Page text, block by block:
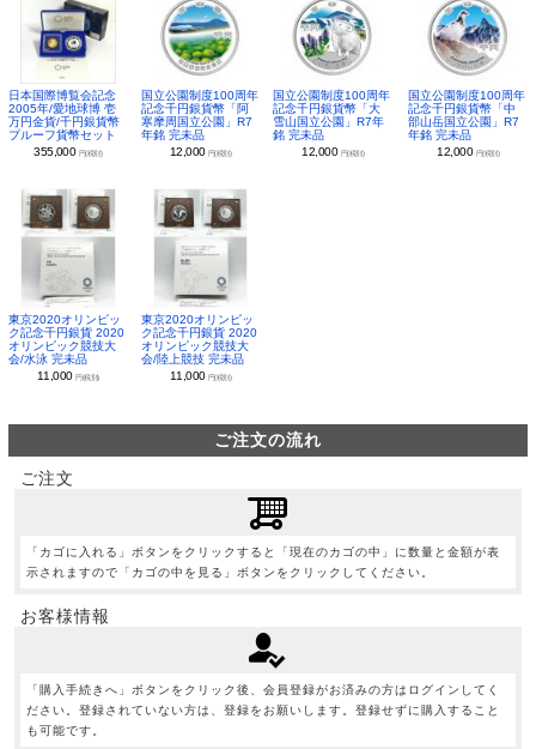
日本国際博覧会記念
2005年/愛地球博 壱
万円金貨/千円銀貨幣
プルーフ貨幣セット
355,000 円(税別)
国立公園制度100周年
記念千円銀貨幣「阿
寒摩周国立公園」R7
年銘 完未品
12,000 円(税別)
国立公園制度100周年
記念千円銀貨幣「大
雪山国立公園」R7年
銘 完未品
12,000 円(税別)
国立公園制度100周年
記念千円銀貨幣「中
部山岳国立公園」R7
年銘 完未品
12,000 円(税別)
東京2020オリンピッ
ク記念千円銀貨 2020
オリンピック競技大
会/水泳 完未品
11,000円(税別)
東京2020オリンピッ
ク記念千円銀貨 2020
オリンピック競技大
会/陸上競技 完未品
11,000 円(税別)
ご注文の流れ
ご注文
「カゴに入れる」ボタンをクリックすると「現在のカゴの中」に数量と金額が表
示されますので「カゴの中を見る」ボタンをクリックしてください。
お客様情報
「購入手続きへ」ボタンをクリック後、会員登録がお済みの方はログインしてく
ださい。登録されていない方は、登録をお願いします。登録せずに購入すること
も可能です。